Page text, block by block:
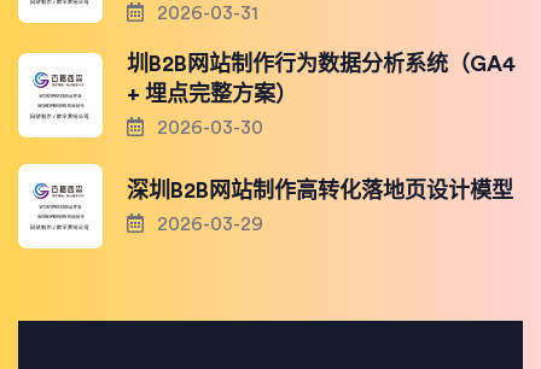
2026-03-31
圳B2B网站制作行为数据分析系统（GA4
+ 埋点完整方案）
2026-03-30
深圳B2B网站制作高转化落地页设计模型
2026-03-29